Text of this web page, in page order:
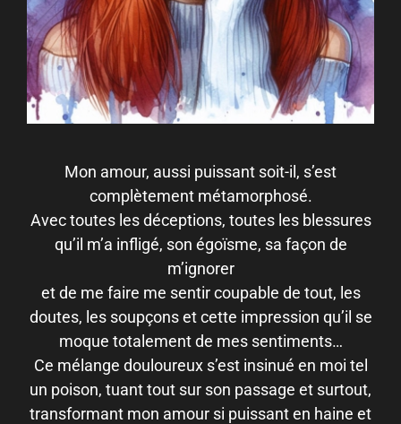
Mon amour, aussi puissant soit-il, s’est
complètement métamorphosé.
Avec toutes les déceptions, toutes les blessures
qu’il m’a infligé, son égoïsme, sa façon de
m’ignorer
et de me faire me sentir coupable de tout, les
doutes, les soupçons et cette impression qu’il se
moque totalement de mes sentiments…
Ce mélange douloureux s’est insinué en moi tel
un poison, tuant tout sur son passage et surtout,
transformant mon amour si puissant en haine et